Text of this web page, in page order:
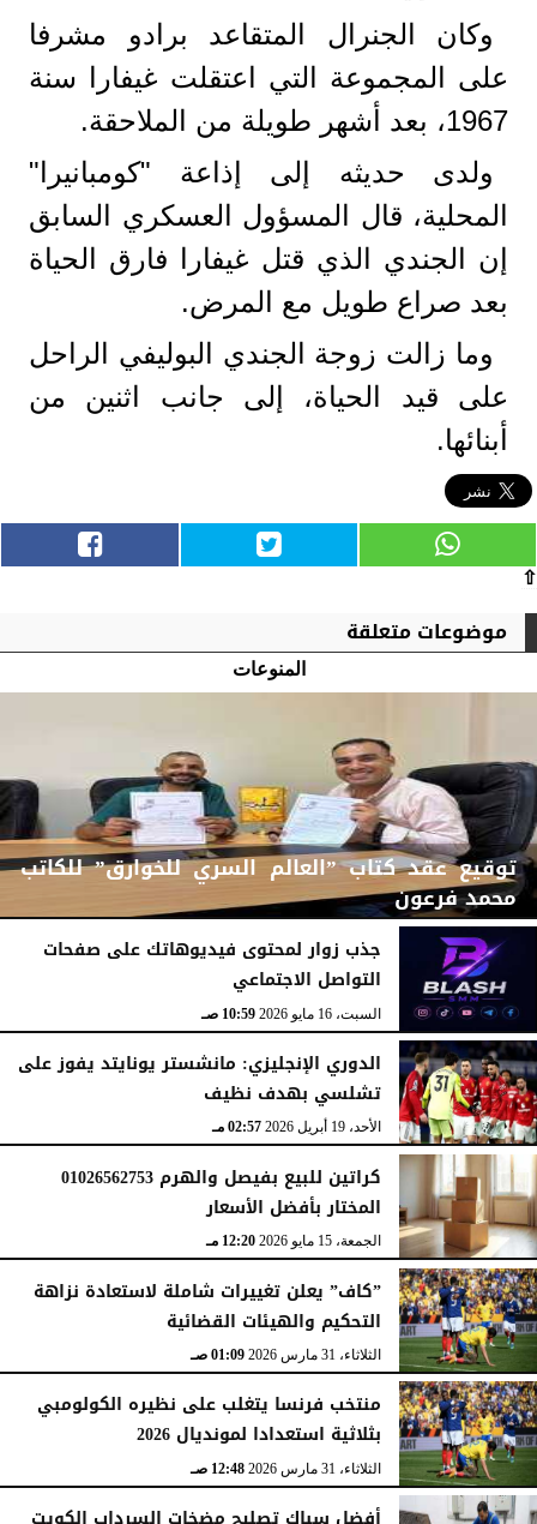
وكان الجنرال المتقاعد برادو مشرفا
على المجموعة التي اعتقلت غيفارا سنة
1967، بعد أشهر طويلة من الملاحقة.
ولدى حديثه إلى إذاعة "كومبانيرا"
المحلية، قال المسؤول العسكري السابق
إن الجندي الذي قتل غيفارا فارق الحياة
بعد صراع طويل مع المرض.
وما زالت زوجة الجندي البوليفي الراحل
على قيد الحياة، إلى جانب اثنين من
أبنائها.
⇧
موضوعات متعلقة
المنوعات
توقيع عقد كتاب ”العالم السري للخوارق” للكاتب
محمد فرعون
الإثنين، 22 يونيو 2026 12:11 مـ
جذب زوار لمحتوى فيديوهاتك على صفحات
التواصل الاجتماعي
السبت، 16 مايو 2026 10:59 صـ
الدوري الإنجليزي: مانشستر يونايتد يفوز على
تشلسي بهدف نظيف
الأحد، 19 أبريل 2026 02:57 مـ
كراتين للبيع بفيصل والهرم 01026562753
المختار بأفضل الأسعار
الجمعة، 15 مايو 2026 12:20 مـ
”كاف” يعلن تغييرات شاملة لاستعادة نزاهة
التحكيم والهيئات القضائية
الثلاثاء، 31 مارس 2026 01:09 صـ
منتخب فرنسا يتغلب على نظيره الكولومبي
بثلاثية استعدادا لمونديال 2026
الثلاثاء، 31 مارس 2026 12:48 صـ